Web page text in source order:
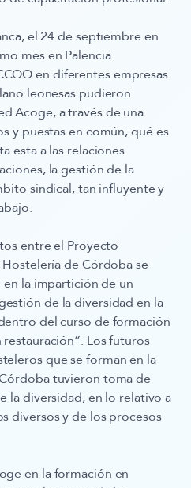
el 24 de septiembre en
mes en Palencia
en diferentes empresas
leonesas pudieron
Acoge, a través de una
y puestas en común, qué es
esta a las relaciones
la gestión de la
sindical, tan influyente y
entre el Proyecto
de Córdobase
la impartición de un
de la diversidad en la
del curso de formación
Los futuros
que se forman en la
tuvieron toma de
la diversidad, en lo relativo a
diversos y de los procesos
en la formación en